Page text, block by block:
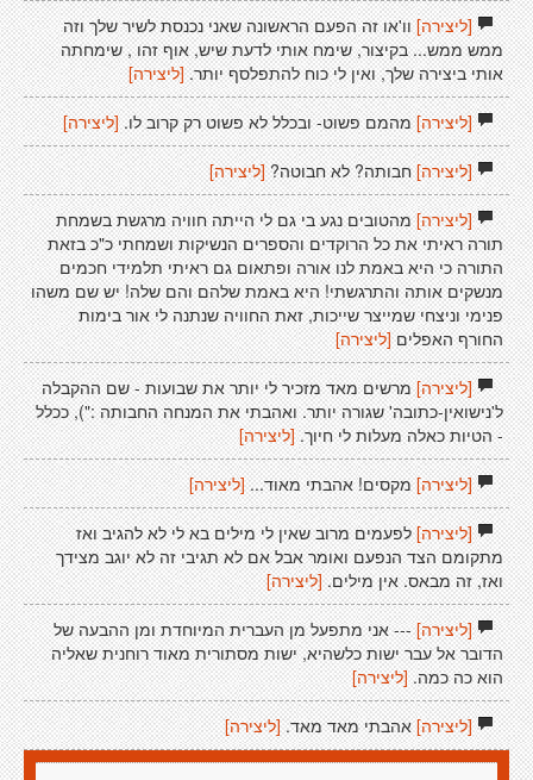
[ליצירה]וו'או זה הפעם הראשונה שאני נכנסת לשיר שלך וזה
ממש ממש... בקיצור, שימח אותי לדעת שיש, אוף זהו , שימחתה
אותי ביצירה שלך, ואין לי כוח להתפלסף יותר. [ליצירה]
[ליצירה]מהמם פשוט- ובכלל לא פשוט רק קרוב לו. [ליצירה]
[ליצירה]חבותה? לא חבוטה? [ליצירה]
[ליצירה]מהטובים נגע בי גם לי הייתה חוויה מרגשת בשמחת
תורה ראיתי את כל הרוקדים והספרים הנשיקות ושמחתי כ"כ בזאת
התורה כי היא באמת לנו אורה ופתאום גם ראיתי תלמידי חכמים
מנשקים אותה והתרגשתי! היא באמת שלהם והם שלה! יש שם משהו
פנימי וניצחי שמייצר שייכות, זאת החוויה שנתנה לי אור בימות
החורף האפלים[ליצירה]
[ליצירה]מרשים מאד מזכיר לי יותר את שבועות - שם ההקבלה
ל'נישואין-כתובה' שגורה יותר. ואהבתי את המנחה החבותה :"), ככלל
- הטיות כאלה מעלות לי חיוך.[ליצירה]
[ליצירה]מקסים! אהבתי מאוד... [ליצירה]
[ליצירה]לפעמים מרוב שאין לי מילים בא לי לא להגיב ואז
מתקומם הצד הנפעם ואומר אבל אם לא תגיבי זה לא יוגב מצידך
ואז, זה מבאס. אין מילים. [ליצירה]
[ליצירה]--- אני מתפעל מן העברית המיוחדת ומן ההבעה של
הדובר אל עבר ישות כלשהיא, ישות מסתורית מאוד רוחנית שאליה
הוא כה כמה. [ליצירה]
[ליצירה]אהבתי מאד מאד.[ליצירה]